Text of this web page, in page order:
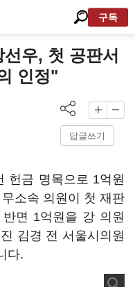
구독
우, 첫 공판서
인정"
답글쓰기
헌금 명목으로 1억원
소속 의원이 첫 재판
면 1억원을 강 의원
김경 전 서울시의원
다.